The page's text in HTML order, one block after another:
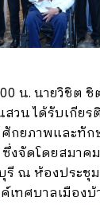
น. นายวิชิต
วน ได้รับเกียร
ศักยภาพและทั
งจัดโดยสมา
ณ ห้องประชุ
เทศบาลเมือง